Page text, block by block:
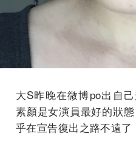
大S昨晚在微博po出自
素顏是女演員最好的狀
乎在宣告復出之路不遠了